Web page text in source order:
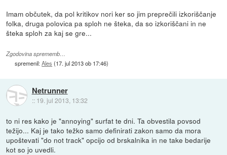
Imam občutek, da pol kritikov nori ker so jim preprečili izkoriščanje
folka, druga polovica pa sploh ne šteka, da so izkoriščani in ne
šteka sploh za kaj se gre...
Zgodovina sprememb…
spremenil:Ales (17. jul 2013 ob 17:46)
Netrunner
:: 19. jul 2013, 13:32
to ni res kako je "annoying" surfat te dni. Ta obvestila povsod
težijo... Kaj je tako težko samo definirati zakon samo da mora
upoštevati "do not track" opcijo od brskalnika in ne take bedarije
kot so jo uvedli.